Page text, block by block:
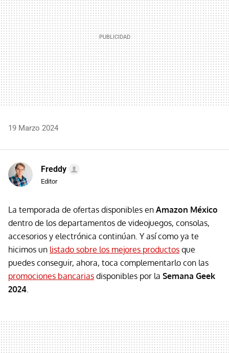
19 Marzo 2024
Freddy
Editor
La temporada de ofertas disponibles en Amazon México
dentro de los departamentos de videojuegos, consolas,
accesorios y electrónica continúan. Y así como ya te
hicimos un listado sobre los mejores productos que
puedes conseguir, ahora, toca complementarlo con las
promociones bancarias disponibles por la Semana Geek
2024.